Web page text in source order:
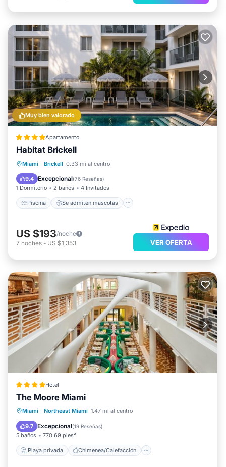
Muy bien valorado
Apartamento
Habitat Brickell
Miami · Brickell 0.33 mi al centro
9.4 Excepcional(76 Reseñas)
1 Dormitorio 2 baños 4 Invitados
Piscina Se admiten mascotas
Piscina
Se admiten mascotas
Cocina
Aparcamiento
US $193/noche
7 noches - US $1,353 VER OFERTA
Hotel
The Moore Miami
Miami · Northeast Miami 1.47 mi al centro
9.7 Excepcional(19 Reseñas)
5 baños 770.69 pies²
Playa privada Chimenea/Calefacción
Playa privada
Chimenea/Calefacción
Vista al mar